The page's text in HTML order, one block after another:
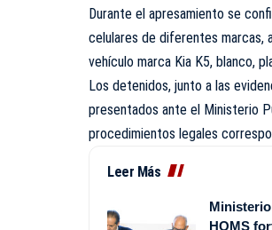
Durante el apresamiento se
celulares de diferentes marcas,
vehículo marca Kia K5, blanco,
Los detenidos, junto a las
presentados ante el Ministerio
procedimientos legales
Leer Más
HOMS